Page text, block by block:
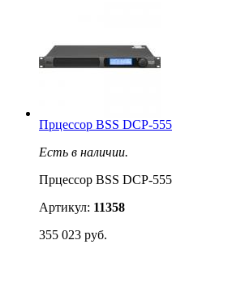
Прцессор BSS DCP-555
Есть в наличии.
Прцессор BSS DCP-555
Артикул: 11358
355 023 руб.